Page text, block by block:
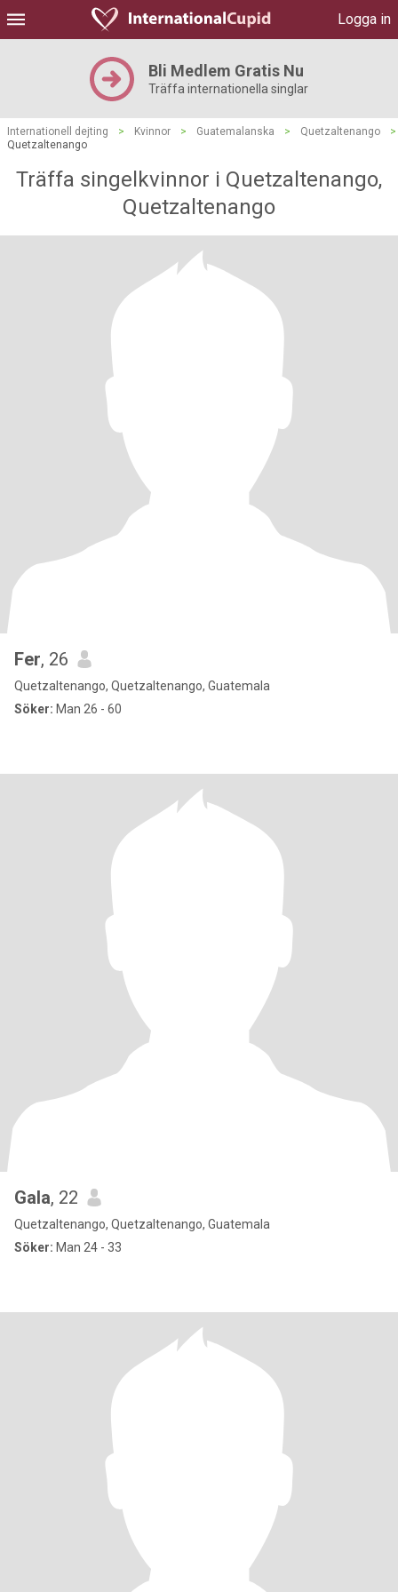
Logga in
Bli Medlem Gratis Nu
Träffa internationella singlar
Internationell dejting > Kvinnor > Guatemalanska > Quetzaltenango
>
Quetzaltenango
Träffa singelkvinnor i Quetzaltenango,
Quetzaltenango
Fer, 26
Quetzaltenango, Quetzaltenango, Guatemala
Söker: Man 26 - 60
Gala, 22
Quetzaltenango, Quetzaltenango, Guatemala
Söker: Man 24 - 33